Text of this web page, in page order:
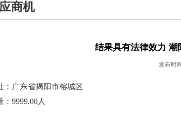
商机
结果具有法律效力 潮
发布时
：广东省揭阳市榕城区
：9999.00人
司法亲
隐私亲